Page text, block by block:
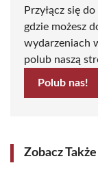
Przyłącz się
gdzie możesz
wydarzeniach
polub naszą
Polub nas!
Zobacz Także